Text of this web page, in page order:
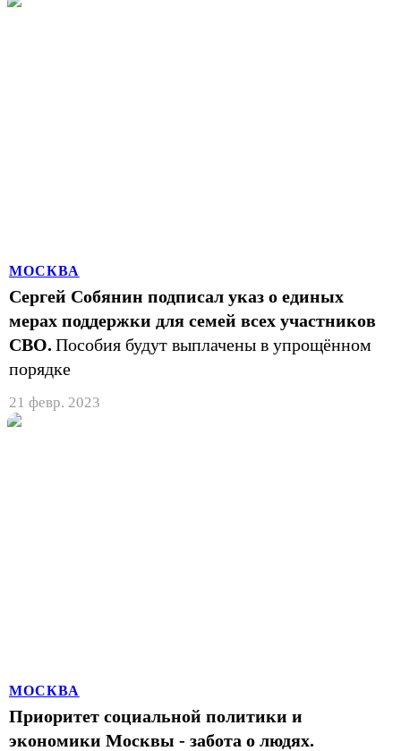
МОСКВА
Сергей Собянин подписал указ о единых
мерах поддержки для семей всех участников
СВО. Пособия будут выплачены в упрощённом
порядке
21 февр. 2023
МОСКВА
Приоритет социальной политики и
экономики Москвы - забота о людях.